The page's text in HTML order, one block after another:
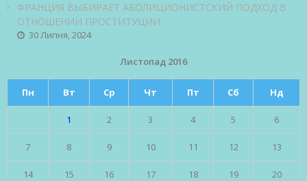
ФРАНЦИЯ ВЫБИРАЕТ АБОЛИЦИОНИСТСКИЙ ПОДХОД В
ОТНОШЕНИИ ПРОСТИТУЦИИ.
30 Липня, 2024
Листопад 2016
Пн Вт Ср Чт Пт Сб Нд
1 2 3 4 5 6
7 8 9 10 11 12 13
14 15 16 17 18 19 20